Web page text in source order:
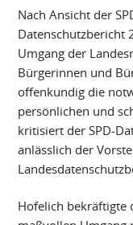
Nach Ansicht der
Datenschutzbericht
Umgang der
Bürgerinnen und
offenkundig die
persönlichen und
kritisiert der SPD-
anlässlich der
Hofelich bekräftigte